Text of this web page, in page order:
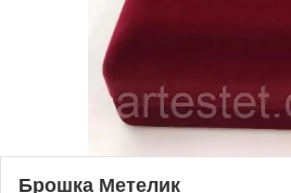
Брошка Метелик